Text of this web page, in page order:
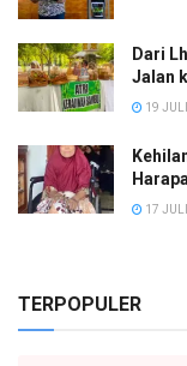
Dari
Jalan
19
17
TERPOPULER